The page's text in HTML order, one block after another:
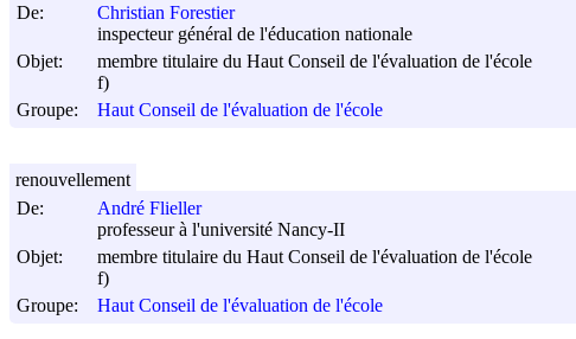
De:
Christian Forestier
inspecteur général de l'éducation nationale
Objet:
membre titulaire du Haut Conseil de l'évaluation de l'école
f)
Groupe:
Haut Conseil de l'évaluation de l'école
De:
André Flieller
professeur à l'université Nancy-II
Objet:
membre titulaire du Haut Conseil de l'évaluation de l'école
f)
Groupe:
Haut Conseil de l'évaluation de l'école
renouvellement